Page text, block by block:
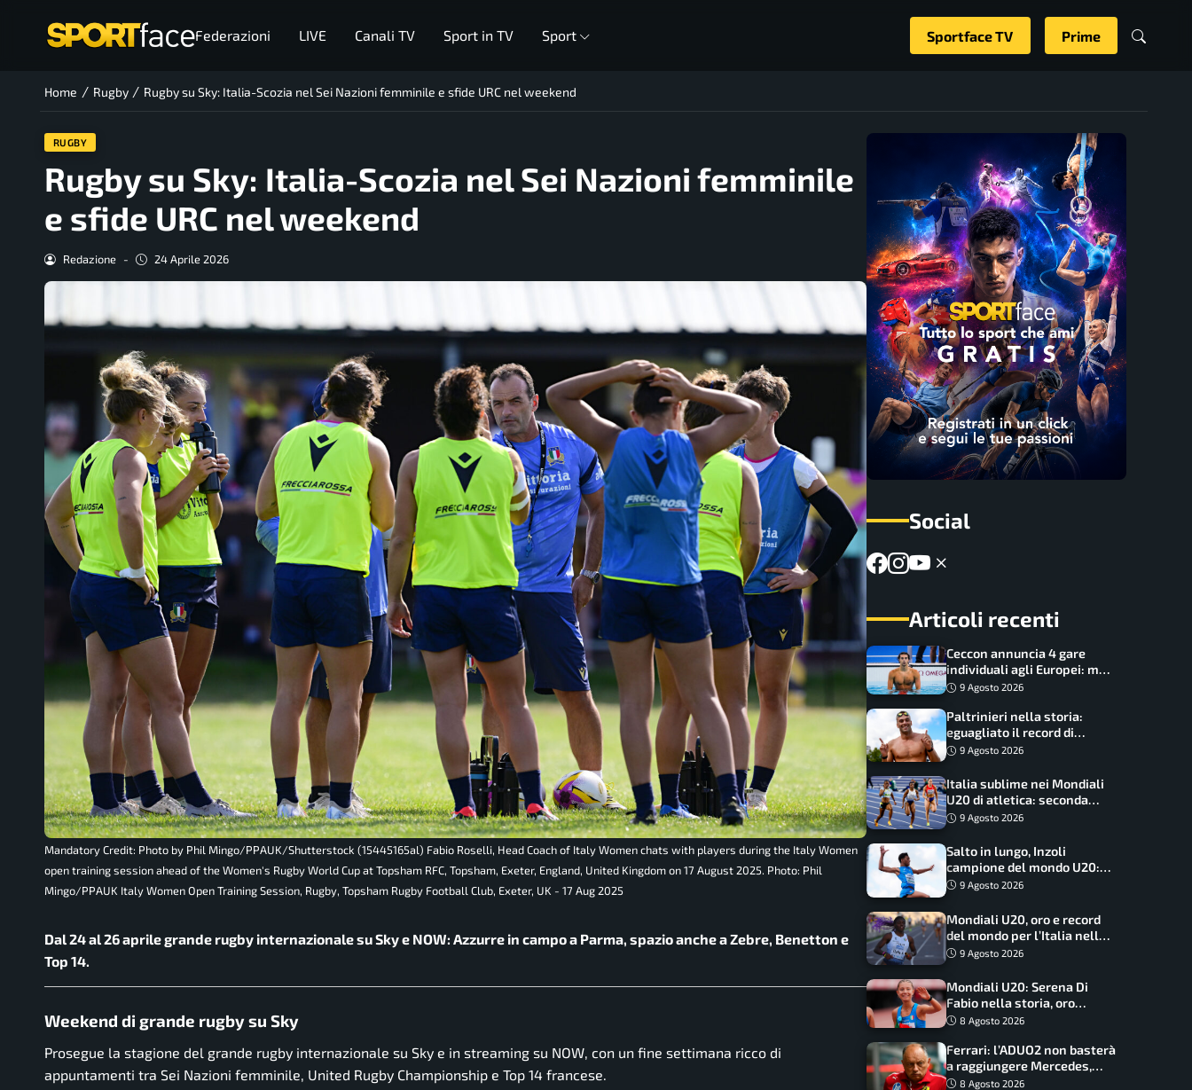
Federazioni LIVE Canali TV Sport in TV Sport Sportface TV Prime
Home / Rugby / Rugby su Sky: Italia-Scozia nel Sei Nazioni femminile e sfide URC nel weekend
RUGBY
Rugby su Sky: Italia-Scozia nel Sei Nazioni femminile
e sfide URC nel weekend
Redazione - 24 Aprile 2026
Mandatory Credit: Photo by Phil Mingo/PPAUK/Shutterstock (15445165al) Fabio Roselli, Head Coach of Italy Women chats with players during the Italy Women
open training session ahead of the Women's Rugby World Cup at Topsham RFC, Topsham, Exeter, England, United Kingdom on 17 August 2025. Photo: Phil
Mingo/PPAUK Italy Women Open Training Session, Rugby, Topsham Rugby Football Club, Exeter, UK - 17 Aug 2025
Dal 24 al 26 aprile grande rugby internazionale su Sky e NOW: Azzurre in campo a Parma, spazio anche a Zebre, Benetton e
Top 14.
Weekend di grande rugby su Sky
Prosegue la stagione del grande rugby internazionale su Sky e in streaming su NOW, con un fine settimana ricco di
appuntamenti tra Sei Nazioni femminile, United Rugby Championship e Top 14 francese.
Social
Articoli recenti
Ceccon annuncia 4 gare
individuali agli Europei: ma
c’è una grossa rinuncia
9 Agosto 2026
Paltrinieri nella storia:
eguagliato il record di
medaglie di Federica
9 Agosto 2026
Italia sublime nei Mondiali
U20 di atletica: seconda
dietro solo agli USA nel
9 Agosto 2026
Salto in lungo, Inzoli
campione del mondo U20:
basta un centimetro
9 Agosto 2026
Mondiali U20, oro e record
del mondo per l’Italia nella
4×100 mista: Doualla
9 Agosto 2026
Mondiali U20: Serena Di
Fabio nella storia, oro
dominio totale nei 5000 di
8 Agosto 2026
Ferrari: l’ADUO2 non basterà
a raggiungere Mercedes,
novità per la Macarena
8 Agosto 2026